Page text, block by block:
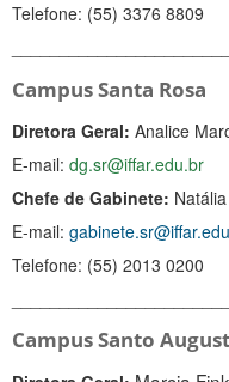
Telefone: (55) 3376 8809
Campus Santa Rosa
Diretora Geral: Analice
E-mail: dg.sr@iffar.edu.br
Chefe de Gabinete:
E-mail:
Telefone: (55) 2013 0200
Campus Santo